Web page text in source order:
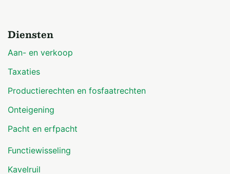
Diensten
Aan- en verkoop
Taxaties
Productierechten en fosfaatrechten
Onteigening
Pacht en erfpacht
Functiewisseling
Kavelruil